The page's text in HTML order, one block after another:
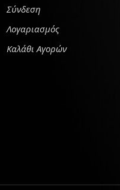
Σύνδεση
Λογαριασμός
Καλάθι Αγορών